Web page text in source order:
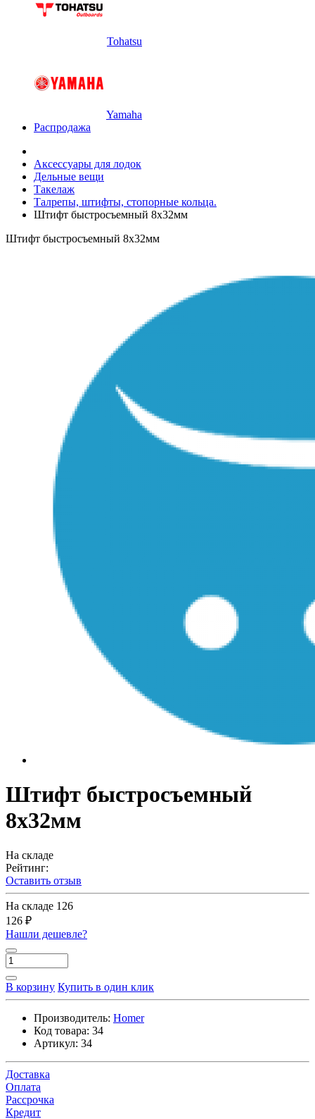
Tohatsu
Yamaha
Распродажа
Аксессуары для лодок
Дельные вещи
Такелаж
Талрепы, штифты, стопорные кольца.
Штифт быстросъемный 8х32мм
Штифт быстросъемный 8х32мм
Штифт быстросъемный
8х32мм
На складе
Рейтинг:
Оставить отзыв
На складе 126
126 ₽
Нашли дешевле?
В корзину Купить в один клик
Производитель: Homer
Код товара: 34
Артикул: 34
Доставка
Оплата
Рассрочка
Кредит